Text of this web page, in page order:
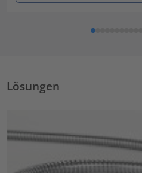
Lösungen